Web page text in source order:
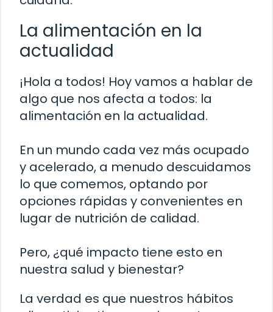
La alimentación en la
actualidad
¡Hola a todos! Hoy vamos a hablar de
algo que nos afecta a todos: la
alimentación en la actualidad.
En un mundo cada vez más ocupado
y acelerado, a menudo descuidamos
lo que comemos, optando por
opciones rápidas y convenientes en
lugar de nutrición de calidad.
Pero, ¿qué impacto tiene esto en
nuestra salud y bienestar?
La verdad es que nuestros hábitos